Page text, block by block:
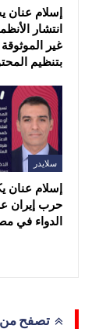
إسلام عنان
انتشار
غير
بتنظيم
سلايدر
إسلام عنان
حرب إيران
الدواء في
تصفح من